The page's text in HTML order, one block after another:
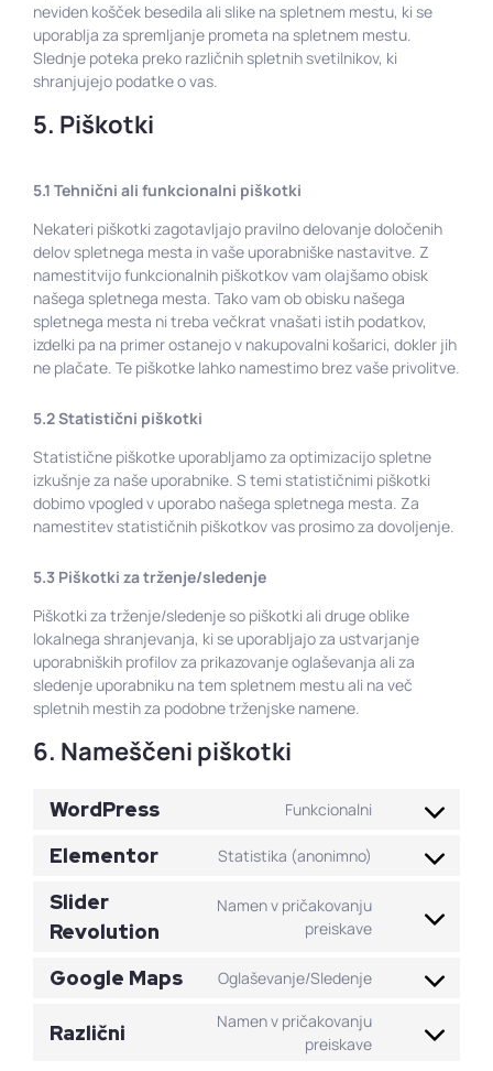
neviden košček besedila ali slike na spletnem mestu, ki se
uporablja za spremljanje prometa na spletnem mestu.
Slednje poteka preko različnih spletnih svetilnikov, ki
shranjujejo podatke o vas.
5. Piškotki
5.1 Tehnični ali funkcionalni piškotki
Nekateri piškotki zagotavljajo pravilno delovanje določenih
delov spletnega mesta in vaše uporabniške nastavitve. Z
namestitvijo funkcionalnih piškotkov vam olajšamo obisk
našega spletnega mesta. Tako vam ob obisku našega
spletnega mesta ni treba večkrat vnašati istih podatkov,
izdelki pa na primer ostanejo v nakupovalni košarici, dokler jih
ne plačate. Te piškotke lahko namestimo brez vaše privolitve.
5.2 Statistični piškotki
Statistične piškotke uporabljamo za optimizacijo spletne
izkušnje za naše uporabnike. S temi statističnimi piškotki
dobimo vpogled v uporabo našega spletnega mesta. Za
namestitev statističnih piškotkov vas prosimo za dovoljenje.
5.3 Piškotki za trženje/sledenje
Piškotki za trženje/sledenje so piškotki ali druge oblike
lokalnega shranjevanja, ki se uporabljajo za ustvarjanje
uporabniških profilov za prikazovanje oglaševanja ali za
sledenje uporabniku na tem spletnem mestu ali na več
spletnih mestih za podobne trženjske namene.
6. Nameščeni piškotki
WordPress Funkcionalni
Elementor Statistika (anonimno)
Slider
Revolution
Namen v pričakovanju
preiskave
Google Maps Oglaševanje/Sledenje
Različni
Namen v pričakovanju
preiskave